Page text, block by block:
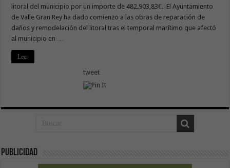
litoral del municipio por un importe de 482.903,83€. El Ayuntamiento
de Valle Gran Rey ha dado comienzo a las obras de reparación de
daños y remodelación del litoral tras el temporal marítimo que afectó
al municipio en …
Leer
tweet
Publicidad